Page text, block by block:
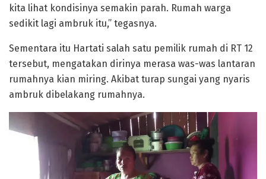
kita lihat kondisinya semakin parah. Rumah warga
sedikit lagi ambruk itu,” tegasnya.
Sementara itu Hartati salah satu pemilik rumah di RT 12
tersebut, mengatakan dirinya merasa was-was lantaran
rumahnya kian miring. Akibat turap sungai yang nyaris
ambruk dibelakang rumahnya.